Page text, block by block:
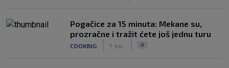
Pogačice za 15 minuta: Mekane su,
prozračne i tražit ćete još jednu turu
COOKING 7. kol. 0